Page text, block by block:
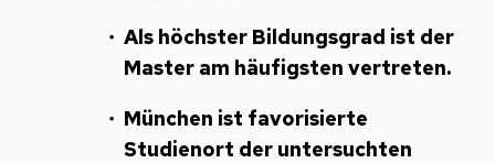
Als höchster Bildungsgrad ist der
Master am häufigsten vertreten.
München ist favorisierte
Studienort der untersuchten